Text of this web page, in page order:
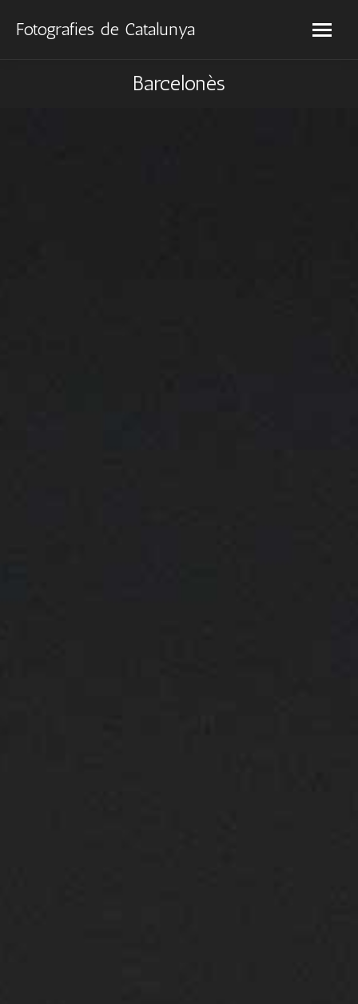
Fotografies de Catalunya
Barcelonès